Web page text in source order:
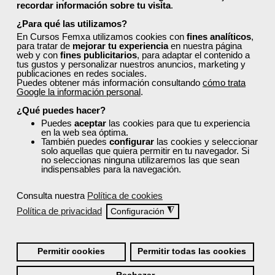
recordar información sobre tu visita.
¿Para qué las utilizamos?
En Cursos Femxa utilizamos cookies con fines analíticos,
para tratar de mejorar tu experienciaen nuestra página
web y con fines publicitarios, para adaptar el contenido a
tus gustos y personalizar nuestros anuncios, marketing y
publicaciones en redes sociales.
Puedes obtener más información consultando cómo trata
Google la información personal.
¿Qué puedes hacer?
Puedes aceptar las cookies para que tu experiencia
en la web sea óptima.
También puedes configurar las cookies y seleccionar
solo aquellas que quiera permitir en tu navegador. Si
no seleccionas ninguna utilizaremos las que sean
indispensables para la navegación.
Consulta nuestra Política de cookies
Política de privacidad
Configuración ◮
Permitir cookies Permitir todas las cookies
0 22
ONLINE
Formación 100%
subvencionada.
Para desempleados,
trabajadores y autónomos.
Sector
-Servicios a las Empresas.
Cursos Femxa